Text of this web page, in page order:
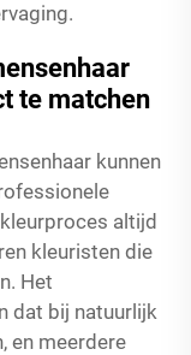
te matchen
kunnen
altijd
kleuristen die
Het
dat bij natuurlijk
en meerdere